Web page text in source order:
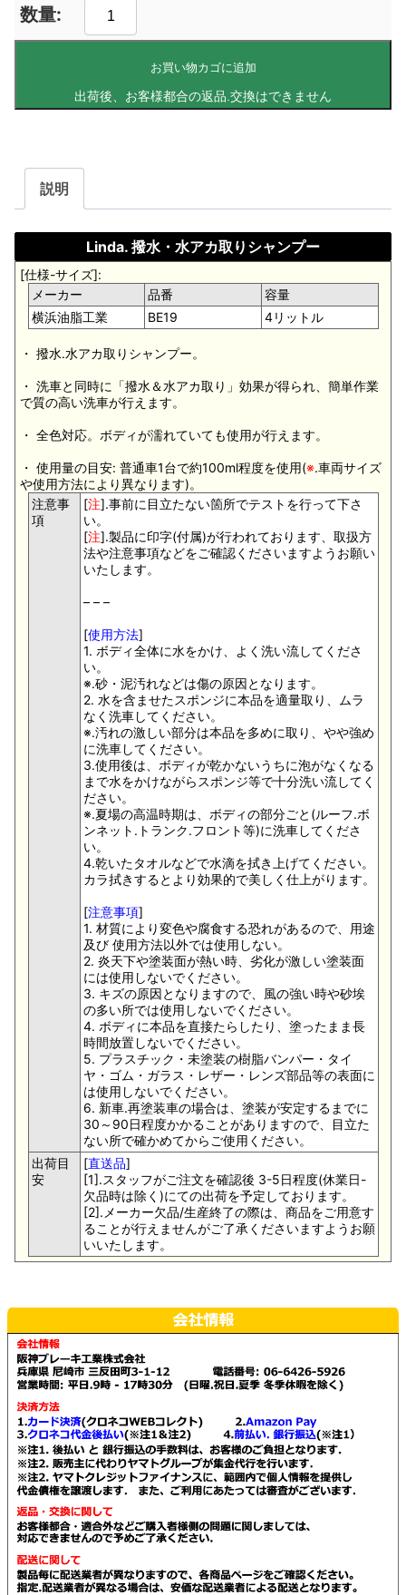
お買い物カゴに追加
説明
Linda. 撥水・水アカ取りシャンプー
[仕様-サイズ]:
メーカー
品番
容量
横浜油脂工業
BE19 4リットル
・ 撥水.水アカ取りシャンプー。
・ 洗車と同時に「撥水＆水アカ取り」効果が得られ、簡単作業
で質の高い洗車が行えます。
・ 全色対応。ボディが濡れていても使用が行えます。
・ 使用量の目安: 普通車1台で約100ml程度を使用(※.車両サイズ
や使用方法により異なります)。
注意事
項
[注].事前に目立たない箇所でテストを行って下さ
い。
[注].製品に印字(付属)が行われております、取扱方
法や注意事項などをご確認くださいますようお願い
いたします。
– – –
[使用方法]
1. ボディ全体に水をかけ、よく洗い流してくださ
い。
※.砂・泥汚れなどは傷の原因となります。
2. 水を含ませたスポンジに本品を適量取り、ムラ
なく洗車してください。
※.汚れの激しい部分は本品を多めに取り、やや強め
に洗車してください。
3.使用後は、ボディが乾かないうちに泡がなくなる
まで水をかけながらスポンジ等で十分洗い流してく
ださい。
※.夏場の高温時期は、ボディの部分ごと(ルーフ.ボ
ンネット.トランク.フロント等)に洗車してくださ
い。
4.乾いたタオルなどで水滴を拭き上げてください。
カラ拭きするとより効果的で美しく仕上がります。
[注意事項]
1. 材質により変色や腐食する恐れがあるので、用途
及び 使用方法以外では使用しない。
2. 炎天下や塗装面が熱い時、劣化が激しい塗装面
には使用しないでください。
3. キズの原因となりますので、風の強い時や砂埃
の多い所では使用しないでください。
4. ボディに本品を直接たらしたり、塗ったまま長
時間放置しないでください。
5. プラスチック・未塗装の樹脂バンパー・タイ
ヤ・ゴム・ガラス・レザー・レンズ部品等の表面に
は使用しないでください。
6. 新車.再塗装車の場合は、塗装が安定するまでに
30～90日程度かかることがありますので、目立た
ない所で確かめてからご使用ください。
出荷目
安
[直送品]
[1].スタッフがご注文を確認後 3-5日程度(休業日-
欠品時は除く)にての出荷を予定しております。
[2].メーカー欠品/生産終了の際は、商品をご用意す
ることが行えませんがご了承くださいますようお願
いいたします。